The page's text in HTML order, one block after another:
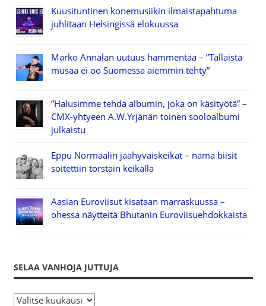
Kuusituntinen konemusiikin ilmaistapahtuma
juhlitaan Helsingissä elokuussa
Marko Annalan uutuus hämmentää – ”Tällaista
musaa ei oo Suomessa aiemmin tehty”
”Halusimme tehdä albumin, joka on käsityötä” –
CMX-yhtyeen A.W.Yrjänän toinen sooloalbumi
julkaistu
Eppu Normaalin jäähyväiskeikat – nämä biisit
soitettiin torstain keikalla
Aasian Euroviisut kisataan marraskuussa –
ohessa näytteitä Bhutanin Euroviisuehdokkaista
SELAA VANHOJA JUTTUJA
S